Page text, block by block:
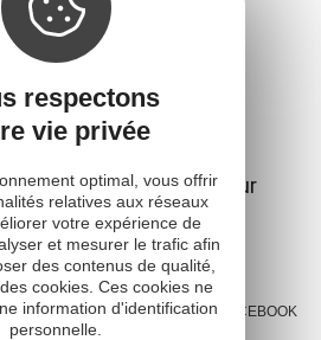
des Arts
de deux ateliers pour
et Virginie
MESSENGER FACEBOOK
respectons
vie privée
optimal, vous offrir
relatives aux réseaux
votre expérience de
et mesurer le trafic afin
des contenus de qualité,
cookies. Ces cookies ne
information d'identification
personnelle.